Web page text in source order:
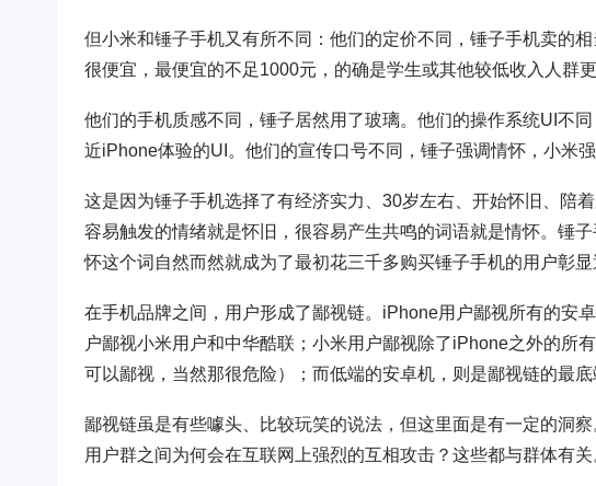
但小米和锤子手机又有所不同：他们的定价不同，锤子手机卖的
很便宜，最便宜的不足1000元，的确是学生或其他较低收入人群更
他们的手机质感不同，锤子居然用了玻璃。他们的操作系统UI不
近iPhone体验的UI。他们的宣传口号不同，锤子强调情怀，小米强
这是因为锤子手机选择了有经济实力、30岁左右、开始怀旧、陪
容易触发的情绪就是怀旧，很容易产生共鸣的词语就是情怀。锤
怀这个词自然而然就成为了最初花三千多购买锤子手机的用户彰显
在手机品牌之间，用户形成了鄙视链。iPhone用户鄙视所有的安
户鄙视小米用户和中华酷联；小米用户鄙视除了iPhone之外的所
可以鄙视，当然那很危险）；而低端的安卓机，则是鄙视链的最底
鄙视链虽是有些噱头、比较玩笑的说法，但这里面是有一定的洞
用户群之间为何会在互联网上强烈的互相攻击？这些都与群体有关